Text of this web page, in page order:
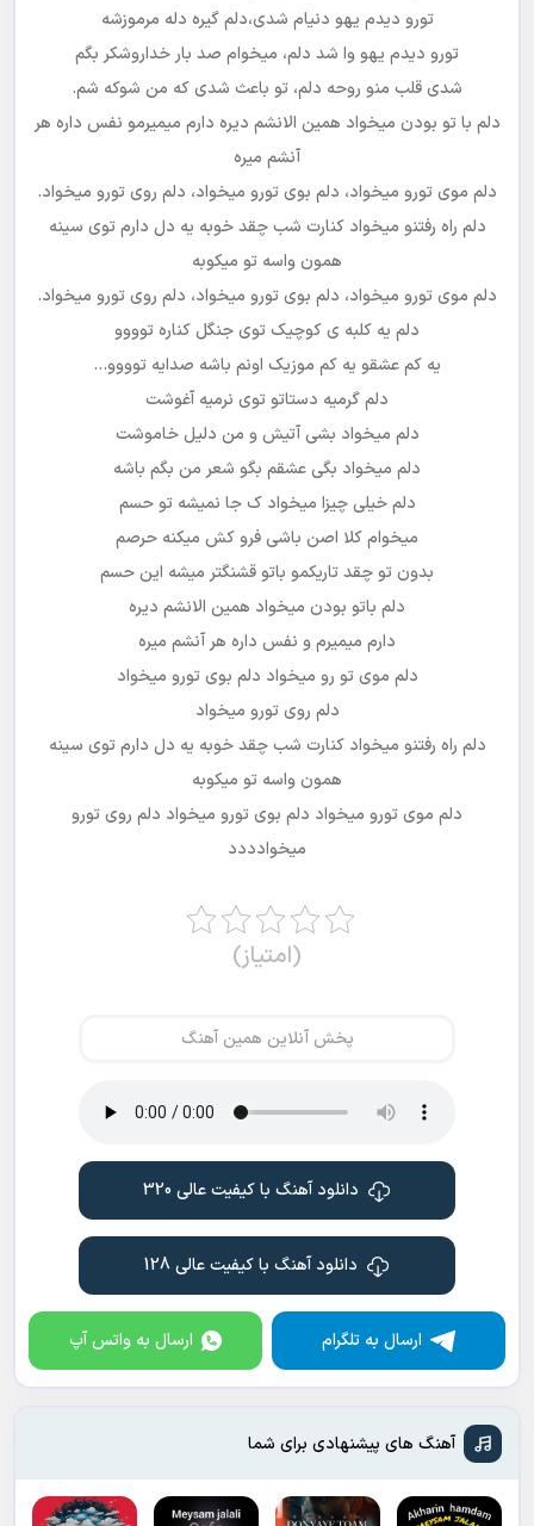
تورو دیدم یهو دنیام شدی،دلم گیره دله مرموزشه
تورو دیدم یهو وا شد دلم، میخوام صد بار خداروشکر بگم
شدی قلب منو روحه دلم، تو باعث شدی که من شوکه شم.
دلم با تو بودن میخواد همین الانشم دیره دارم میمیرمو نفس داره هر
آنشم میره
دلم موی تورو میخواد، دلم بوی تورو میخواد، دلم روی تورو میخواد.
دلم راه رفتنو میخواد کنارت شب چقد خوبه یه دل دارم توی سینه
همون واسه تو میکوبه
دلم موی تورو میخواد، دلم بوی تورو میخواد، دلم روی تورو میخواد.
دلم یه کلبه ی کوچیک توی جنگل کناره توووو
یه کم عشقو یه کم موزیک اونم باشه صدایه توووو…
دلم گرمیه دستاتو توی نرمیه آغوشت
دلم میخواد بشی آتیش و من دلیل خاموشت
دلم میخواد بگی عشقم بگو شعر من بگم باشه
دلم خیلی چیزا میخواد ک جا نمیشه تو حسم
میخوام کلا اصن باشی فرو کش میکنه حرصم
بدون تو چقد تاریکمو باتو قشنگتر میشه این حسم
دلم باتو بودن میخواد همین الانشم دیره
دارم میمیرم و نفس داره هر آنشم میره
دلم موی تو رو میخواد دلم بوی تورو میخواد
دلم روی تورو میخواد
دلم راه رفتنو میخواد کنارت شب چقد خوبه یه دل دارم توی سینه
همون واسه تو میکوبه
دلم موی تورو میخواد دلم بوی تورو میخواد دلم روی تورو
میخوادددد
(امتیاز)
پخش آنلاین همین آهنگ
دانلود آهنگ با کیفیت عالی 320
دانلود آهنگ با کیفیت عالی 128
ارسال به تلگرام ارسال به واتس آپ
آهنگ های پیشنهادی برای شما